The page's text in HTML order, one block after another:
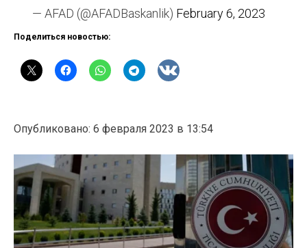
— AFAD (@AFADBaskanlik) February 6, 2023
Поделиться новостью:
Опубликовано: 6 февраля 2023 в 13:54